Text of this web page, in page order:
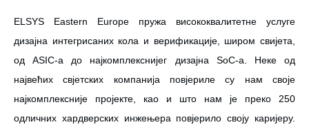
ELSYS Eastern Europe пружа висококвалитетне услуге
дизајна интегрисаних кола и верификације, широм свијета,
од ASIC-a до најкомплекснијег дизајна SoC-a. Неке од
највећих свјетских компанија повјериле су нам своје
најкомплексније пројекте, као и што нам је преко 250
одличних хардверских инжењера повјерило своју каријеру.